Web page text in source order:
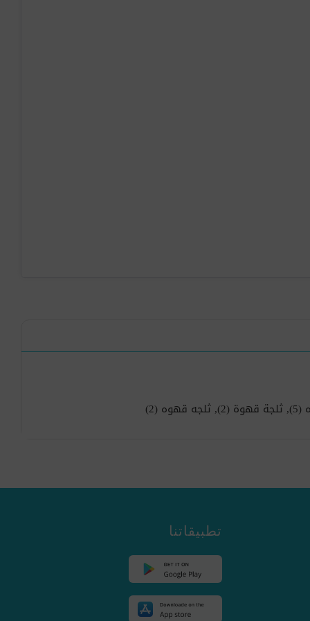
(5)
, ثلجة قهوة (2)
, ثلجه قهوه (2)
تطبيقاتنا